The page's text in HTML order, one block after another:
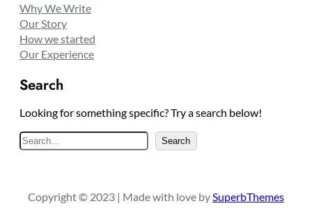
Why We Write
Our Story
How we started
Our Experience
Search
Looking for something specific? Try a search below!
S
e
c
Search
Copyright © 2023 | Made with love by SuperbThemes